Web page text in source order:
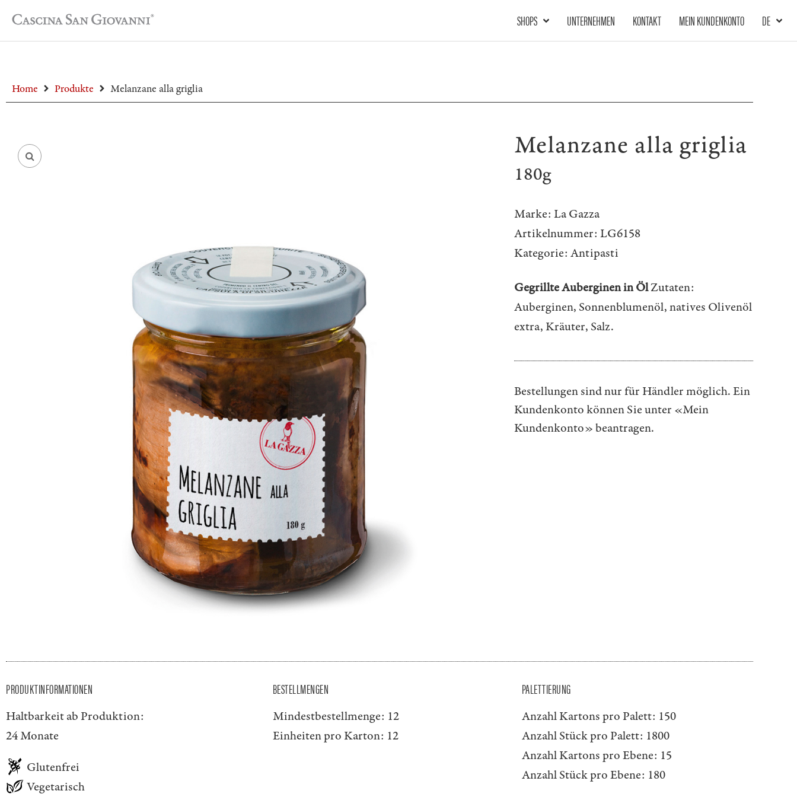
SHOPS UNTERNEHMEN KONTAKT MEIN KUNDENKONTO DE
Home Produkte Melanzane alla griglia
Melanzane alla griglia
180g
Marke: La Gazza
Artikelnummer: LG6158
Kategorie: Antipasti
Gegrillte Auberginen in ÖlZutaten:
Auberginen, Sonnenblumenöl, natives Olivenöl
extra, Kräuter, Salz.
Bestellungen sind nur für Händler möglich. Ein
Kundenkonto können Sie unter «Mein
Kundenkonto»beantragen.
PRODUKTINFORMATIONEN
Haltbarkeit ab Produktion:
24 Monate
Glutenfrei
Vegetarisch
BESTELLMENGEN
Mindestbestellmenge: 12
Einheiten pro Karton: 12
PALETTIERUNG
Anzahl Kartons pro Palett: 150
Anzahl Stück pro Palett: 1800
Anzahl Kartons pro Ebene: 15
Anzahl Stück pro Ebene: 180